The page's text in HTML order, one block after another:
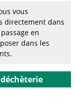
vous
directement dans
en
dans les